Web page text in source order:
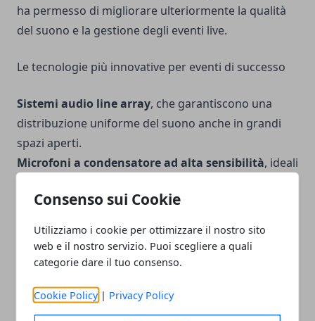
Consenso sui Cookie
Utilizziamo i cookie per ottimizzare il nostro sito
web e il nostro servizio. Puoi scegliere a quali
categorie dare il tuo consenso.
Cookie Policy | Privacy Policy
ha permesso di migliorare ulteriormente la qualità
del suono e la gestione degli eventi live.
Le tecnologie più innovative per eventi di successo
Sistemi audio line array, che garantiscono una
distribuzione uniforme del suono anche in grandi
spazi aperti.
Microfoni a condensatore ad alta sensibilità, ideali
Sistemi di equalizzazione automatica
ottimale.
Integrare queste tecnologie in un evento significa
coinvolgente.